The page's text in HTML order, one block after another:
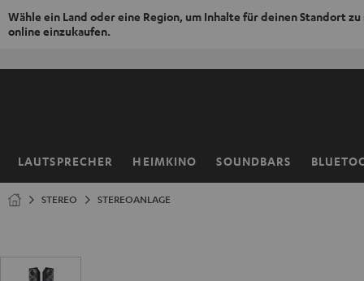
Wähle ein Land oder eine Region, um Inhalte für deinen Standort zu
online einzukaufen.
LAUTSPRECHER HEIMKINO SOUNDBARS
Startseite
STEREO STEREOANLAGE